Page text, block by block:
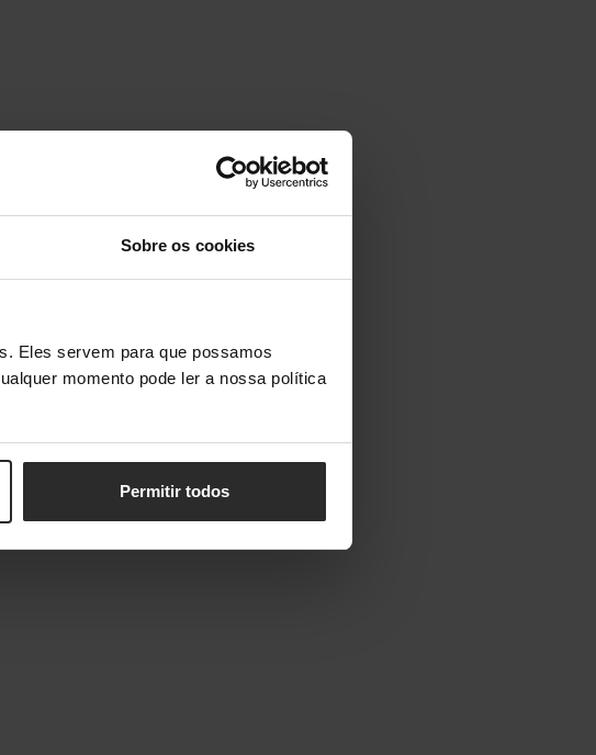
Sobre os cookies
Eles servem para que possamos
momento pode ler a nossa política
Permitir todos